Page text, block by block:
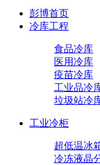
彭博首页
冷库工程
食品冷库
医用冷库
疫苗冷库
工业品冷
垃圾站冷
工业冷柜
超低温冰
冷冻液晶